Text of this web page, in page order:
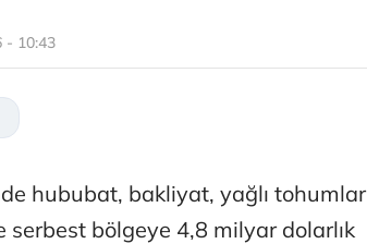
- 10:43
hububat, bakliyat, yağlı tohumlar
bölgeye 4,8 milyar dolarlık